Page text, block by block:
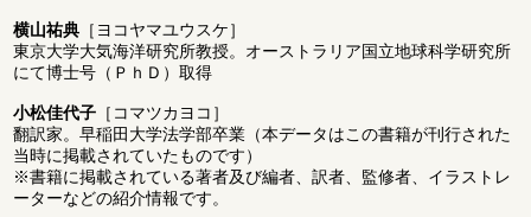
横山祐典 ［ヨコヤマユウスケ］
東京大学大気海洋研究所教授。オーストラリア国立地球科学研究所
にて博士号（ＰｈＤ）取得
小松佳代子 ［コマツカヨコ］
翻訳家。早稲田大学法学部卒業（本データはこの書籍が刊行された
当時に掲載されていたものです）
※書籍に掲載されている著者及び編者、訳者、監修者、イラストレ
ーターなどの紹介情報です。